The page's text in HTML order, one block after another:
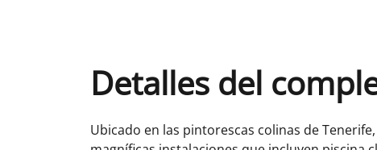
Detalles del
Ubicado en las pintorescas colinas de